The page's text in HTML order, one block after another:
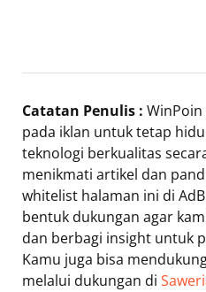
Catatan Penulis :
pada iklan untuk tetap
teknologi berkualitas
menikmati artikel dan
whitelist halaman ini di
bentuk dukungan agar
dan berbagi insight untuk
Kamu juga bisa
melalui dukungan di